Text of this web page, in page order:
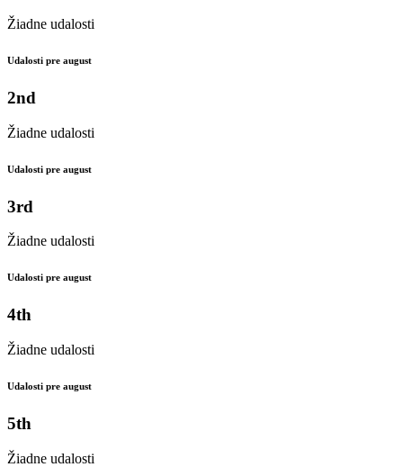
Žiadne udalosti
Udalosti pre august
2nd
Žiadne udalosti
Udalosti pre august
3rd
Žiadne udalosti
Udalosti pre august
4th
Žiadne udalosti
Udalosti pre august
5th
Žiadne udalosti